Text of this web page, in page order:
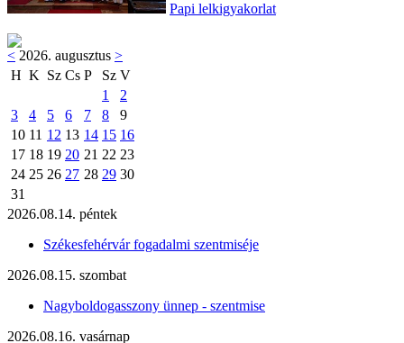
Papi lelkigyakorlat
< 2026. augusztus >
H K Sz Cs P Sz V
1
2
3
4 5 6 7 8
9
10 11 12 13 14 15 16
17 18 19 20 21 22 23
24 25 26 27 28 29 30
31
2026.08.14. péntek
Székesfehérvár fogadalmi szentmiséje
2026.08.15. szombat
Nagyboldogasszony ünnep - szentmise
2026.08.16. vasárnap